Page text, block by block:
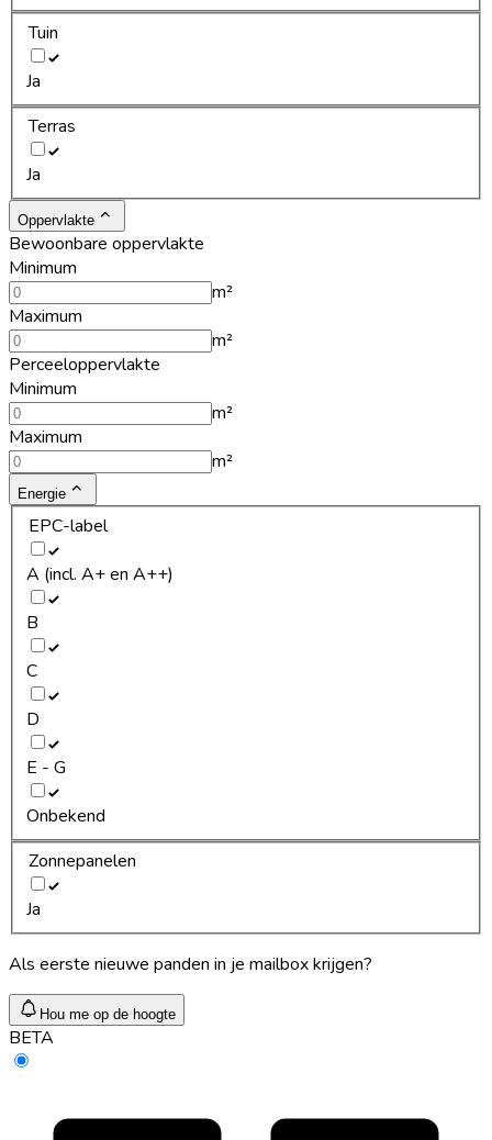
Tuin
Ja
Terras
Ja
Oppervlakte
Bewoonbare oppervlakte
Minimum
m²
Maximum
m²
Perceeloppervlakte
Minimum
m²
Maximum
m²
Energie
EPC-label
A (incl. A+ en A++)
B
C
D
E - G
Onbekend
Zonnepanelen
Ja
Als eerste nieuwe panden in je mailbox krijgen?
Hou me op de hoogte
BETA